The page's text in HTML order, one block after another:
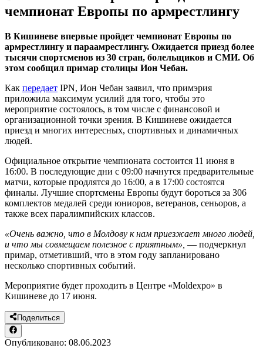
чемпионат Европы по армрестлингу
В Кишиневе впервые пройдет чемпионат Европы по
армрестлингу и параамрестлингу. Ожидается приезд более
тысячи спортсменов из 30 стран, болельщиков и СМИ. Об
этом сообщил примар столицы Ион Чебан.
Как передает IPN, Ион Чебан заявил, что примэрия
приложила максимум усилий для того, чтобы это
мероприятие состоялось, в том числе с финансовой и
организационной точки зрения. В Кишиневе ожидается
приезд и многих интересных, спортивных и динамичных
людей.
Официальное открытие чемпионата состоится 11 июня в
16:00. В последующие дни с 09:00 начнутся предварительные
матчи, которые продлятся до 16:00, а в 17:00 состоятся
финалы. Лучшие спортсмены Европы будут бороться за 306
комплектов медалей среди юниоров, ветеранов, сеньоров, а
также всех паралимпийских классов.
«Очень важно, что в Молдову к нам приезжает много людей,
и что мы совмещаем полезное с приятным», — подчеркнул
примар, отметивший, что в этом году запланировано
несколько спортивных событий.
Мероприятие будет проходить в Центре «Moldexpo» в
Кишиневе до 17 июня.
Поделиться
Опубликовано: 08.06.2023